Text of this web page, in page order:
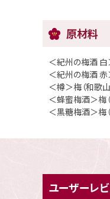
原材料
＜紀州の梅酒 白
＜紀州の梅酒 赤
＜樽＞梅（和歌
＜蜂蜜梅酒＞梅
＜黒糖梅酒＞梅
ユーザーレ